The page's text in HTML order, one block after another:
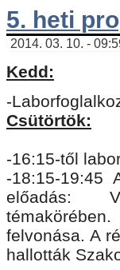
5. heti
2014. 03. 10. -
Kedd:
-
Csütörtök:
-16:15-től
-18:15-19:45
előadás:
felvonása. A
hallották